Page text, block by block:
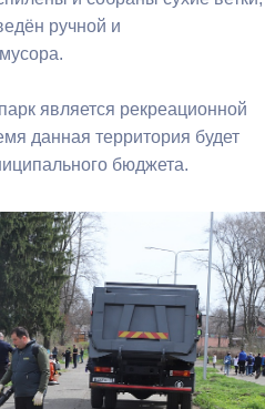
ручной и
является рекреационной
данная территория будет
бюджета.